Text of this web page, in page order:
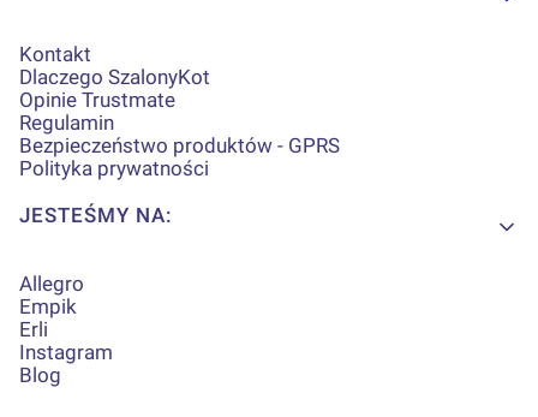
Kontakt
Dlaczego SzalonyKot
Opinie Trustmate
Regulamin
Bezpieczeństwo produktów - GPRS
Polityka prywatności
JESTEŚMY NA:
Allegro
Empik
Erli
Instagram
Blog